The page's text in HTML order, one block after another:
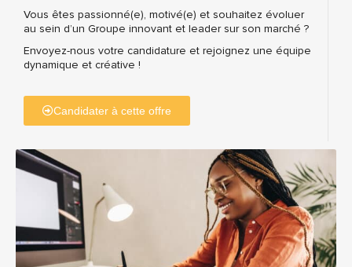
Vous êtes passionné(e), motivé(e) et souhaitez évoluer
au sein d’un Groupe innovant et leader sur son marché ?
Envoyez-nous votre candidature et rejoignez une équipe
dynamique et créative !
Candidater à cette offre